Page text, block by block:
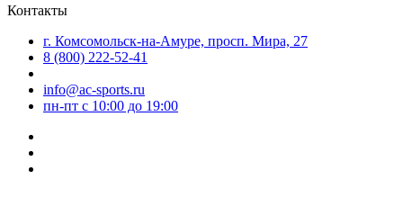
Контакты
г. Комсомольск-на-Амуре, просп. Мира, 27
8 (800) 222-52-41
info@ac-sports.ru
пн-пт c 10:00 до 19:00